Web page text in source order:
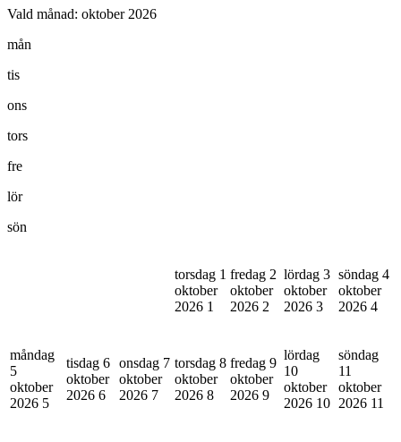
Vald månad: oktober 2026
mån
tis
ons
tors
fre
lör
sön
torsdag 1
oktober
2026 1
fredag 2
oktober
2026 2
lördag 3
oktober
2026 3
söndag 4
oktober
2026 4
måndag
5
oktober
2026 5
tisdag 6
oktober
2026 6
onsdag 7
oktober
2026 7
torsdag 8
oktober
2026 8
fredag 9
oktober
2026 9
lördag
10
oktober
2026 10
söndag
11
oktober
2026 11